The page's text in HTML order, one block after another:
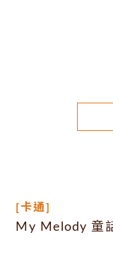
[卡通]
My Melody 童